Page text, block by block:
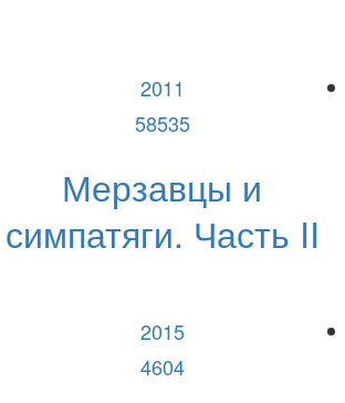
2011
58535
Мерзавцы и
симпатяги. Часть II
2015
4604